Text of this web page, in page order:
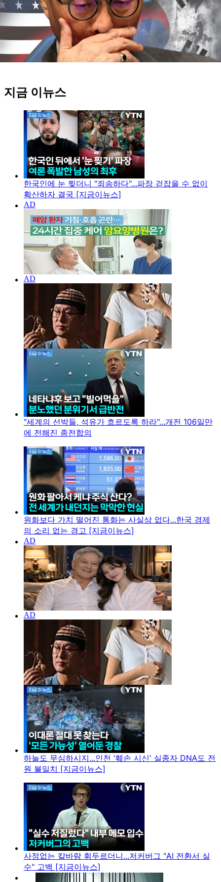
지금 이뉴스
한국인에 눈 찢더니 "죄송하다"...파장 걷잡을 수 없이
확산하자 결국 [지금이뉴스]
"세계의 선박들, 석유가 흐르도록 하라"...개전 106일만
에 전해진 종전합의
원화보다 가치 떨어진 통화는 사실상 없다...한국 경제
의 소리 없는 경고 [지금이뉴스]
하늘도 무심하시지...인천 '훼손 시신' 실종자 DNA도 전
원 불일치 [지금이뉴스]
사정없는 칼바람 휘두르더니...저커버그 "AI 전환서 실
수" 고백 [지금이뉴스]